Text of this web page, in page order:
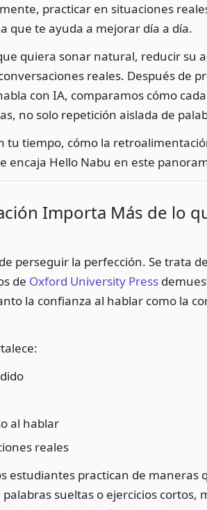
practicar en situaciones
que te ayuda a mejorar día a día.
quiera sonar natural, reducir su
reales. Después de
con IA, comparamos cómo
no solo repetición aislada de
tu tiempo, cómo la
encaja Hello Nabu en este
Importa Más de lo
perseguir la perfección. Se trata
de Oxford University Press
la confianza al hablar como la
al hablar
reales
estudiantes practican de maneras
sueltas o ejercicios cortos,